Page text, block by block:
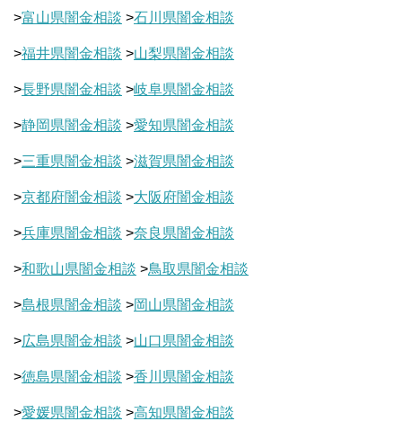
>富山県闇金相談 >石川県闇金相談
>福井県闇金相談 >山梨県闇金相談
>長野県闇金相談 >岐阜県闇金相談
>静岡県闇金相談 >愛知県闇金相談
>三重県闇金相談 >滋賀県闇金相談
>京都府闇金相談 >大阪府闇金相談
>兵庫県闇金相談 >奈良県闇金相談
>和歌山県闇金相談 >鳥取県闇金相談
>島根県闇金相談 >岡山県闇金相談
>広島県闇金相談 >山口県闇金相談
>徳島県闇金相談 >香川県闇金相談
>愛媛県闇金相談 >高知県闇金相談